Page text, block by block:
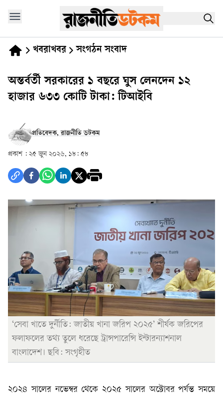
খবরাখবর সংগঠন সংবাদ
অন্তর্বর্তী সরকারের ১ বছরে ঘুস লেনদেন ১২
হাজার ৬৩৩ কোটি টাকা: টিআইবি
প্রতিবেদক, রাজনীতি ডটকম
প্রকাশ : ২৫ জুন ২০২৬, ১৮: ৫৮
‘সেবা খাতে দুর্নীতি: জাতীয় খানা জরিপ ২০২৫’ শীর্ষক জরিপের
ফলাফলের তথ্য তুলে ধরেছে ট্রান্সপারেন্সি ইন্টারন্যাশনাল
বাংলাদেশ। ছবি: সংগৃহীত
২০২৪ সালের নভেম্বর থেকে ২০২৫ সালের অক্টোবর পর্যন্ত সময়ে